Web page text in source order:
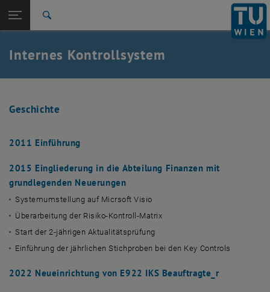
TU Login
Quicklinks
Quicklinks-Menü umschalten
Studium
Karriere
Zurück: Subseiten von Zentrale Bereiche auflisten
Zentrale Bereiche
Allgemeine Informationen
Jährlicher Aktualisierungsprozess
Schulungen (Modul 1-3)
Internes Kontrollsystem
Geschichte
2011 Einführung
2015 Eingliederung in die Abteilung Finanzen mit
grundlegenden Neuerungen
Systemumstellung auf Micrsoft Visio
Überarbeitung der Risiko-Kontroll-Matrix
Start der 2-jährigen Aktualitätsprüfung
Einführung der jährlichen Stichproben bei den Key Controls
2022 Neueinrichtung von E922 IKS Beauftragte_r